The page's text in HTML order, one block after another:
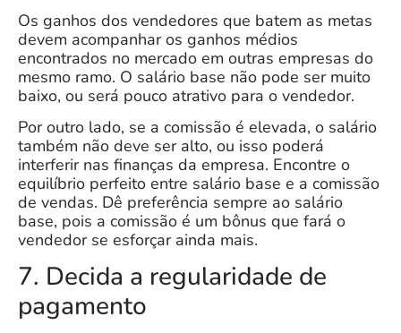
Os ganhos dos vendedores que batem as metas
devem acompanhar os ganhos médios
encontrados no mercado em outras empresas do
mesmo ramo. O salário base não pode ser muito
baixo, ou será pouco atrativo para o vendedor.
Por outro lado, se a comissão é elevada, o salário
também não deve ser alto, ou isso poderá
interferir nas finanças da empresa. Encontre o
equilíbrio perfeito entre salário base e a comissão
de vendas. Dê preferência sempre ao salário
base, pois a comissão é um bônus que fará o
vendedor se esforçar ainda mais.
7. Decida a regularidade de
pagamento